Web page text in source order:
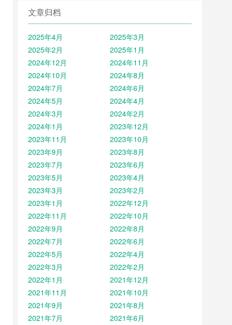
文章归档
2025年4月
2025年3月
2025年2月
2025年1月
2024年12月
2024年11月
2024年10月
2024年8月
2024年7月
2024年6月
2024年5月
2024年4月
2024年3月
2024年2月
2024年1月
2023年12月
2023年11月
2023年10月
2023年9月
2023年8月
2023年7月
2023年6月
2023年5月
2023年4月
2023年3月
2023年2月
2023年1月
2022年12月
2022年11月
2022年10月
2022年9月
2022年8月
2022年7月
2022年6月
2022年5月
2022年4月
2022年3月
2022年2月
2022年1月
2021年12月
2021年11月
2021年10月
2021年9月
2021年8月
2021年7月
2021年6月